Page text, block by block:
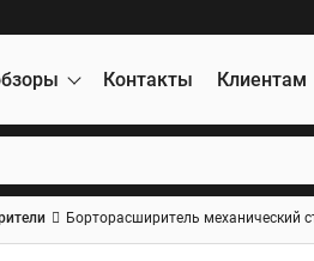
Контакты Клиентам
Борторасширитель механический